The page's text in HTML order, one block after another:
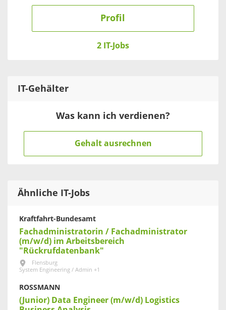
Profil
2 IT-Jobs
IT-Gehälter
Was kann ich verdienen?
Gehalt ausrechnen
Ähnliche IT-Jobs
Kraftfahrt-Bundesamt
Fachadministratorin / Fachadministrator
(m/w/d) im Arbeitsbereich
"Rückrufdatenbank"
Flensburg
System Engineering / Admin +1
ROSSMANN
(Junior) Data Engineer (m/w/d) Logistics